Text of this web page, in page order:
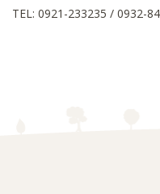
TEL: 0921-233235 / 0932-